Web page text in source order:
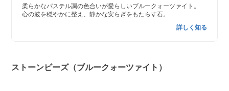
柔らかなパステル調の色合いが愛らしいブルークォーツァイト。
心の波を穏やかに整え、静かな安らぎをもたらす石。
詳しく知る
ストーンビーズ（ブルークォーツァイト）